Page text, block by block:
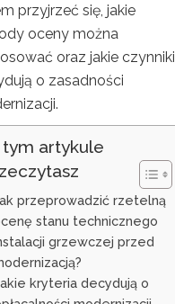
przyjrzeć się, jakie
oceny można
oraz jakie czynniki
o zasadności
tym artykule
przeprowadzić rzetelną
stanu technicznego
grzewczej przed
kryteria decydują o